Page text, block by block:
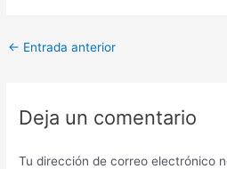
← Entrada anterior
Deja un comentario
Tu dirección de correo electrónico